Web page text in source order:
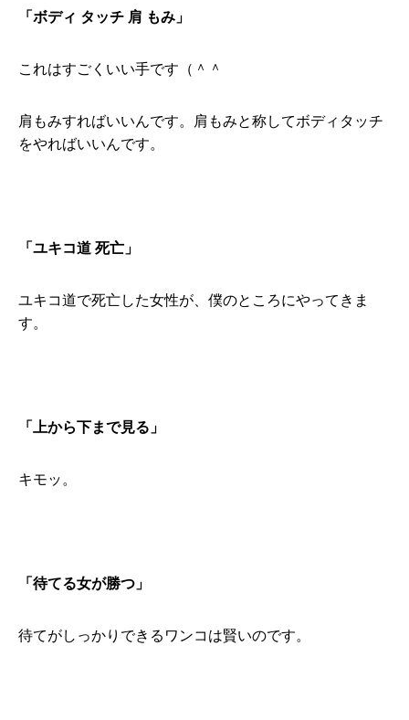
「ボディ タッチ 肩 もみ」
これはすごくいい手です（＾＾
肩もみすればいいんです。肩もみと称してボディタッチ
をやればいいんです。
「ユキコ道 死亡」
ユキコ道で死亡した女性が、僕のところにやってきま
す。
「上から下まで見る」
キモッ。
「待てる女が勝つ」
待てがしっかりできるワンコは賢いのです。